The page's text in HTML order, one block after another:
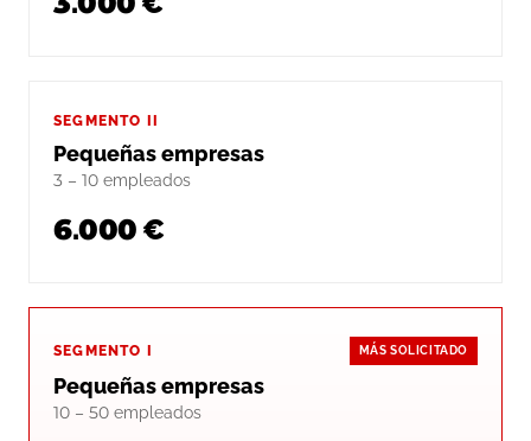
SEGMENTO II
Pequeñas empresas
3 – 10 empleados
6.000 €
SEGMENTO I MÁS SOLICITADO
Pequeñas empresas
10 – 50 empleados